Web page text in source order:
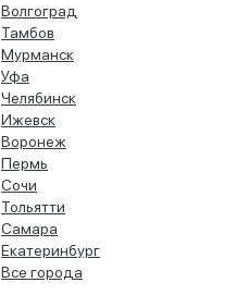
Волгоград
Тамбов
Мурманск
Уфа
Челябинск
Ижевск
Воронеж
Пермь
Сочи
Тольятти
Самара
Екатеринбург
Все города